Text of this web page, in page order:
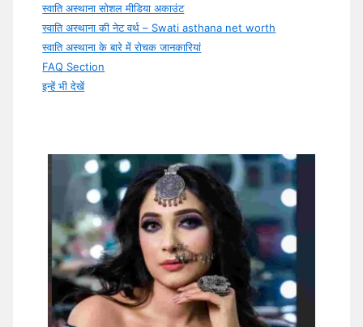
स्वाति अस्थाना सोशल मीडिया अकाउंट
स्वाति अस्थाना की नेट वर्थ – Swati asthana net worth
स्वाति अस्थाना के बारे में रोचक जानकारियां
FAQ Section
इन्हें भी देखें